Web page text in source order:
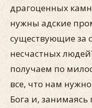
драгоценных
нужны адские
существующие за
несчастных
получаем по
все, что нам
Бога и,